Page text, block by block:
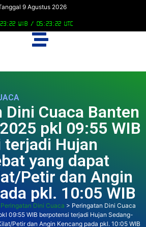
9 Agustus 2026
WIB / 05:23:22 UTC
Dini Cuaca Banten
pkl 09:55 WIB
Hujan
yang dapat
Petir dan Angin
pkl. 10:05 WIB
Peringatan Dini Cuaca > Peringatan Dini Cuaca
09:55 WIB berpotensi terjadi Hujan Sedang-
Petir dan Angin Kencang pada pkl. 10:05 WIB